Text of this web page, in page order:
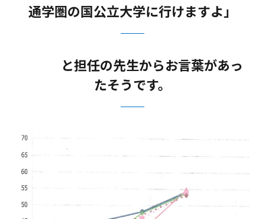
通学圏の国公立大学に行けますよ」
と担任の先生からお言葉があっ
たそうです。